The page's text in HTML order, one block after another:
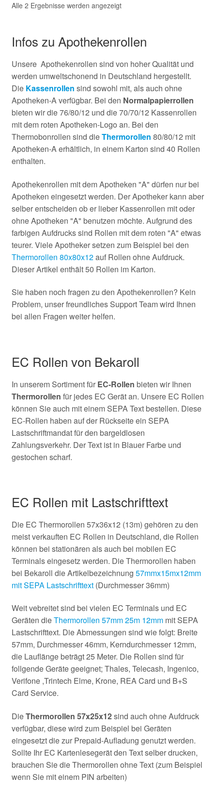
Alle 2 Ergebnisse werden angezeigt
Infos zu Apothekenrollen
Unsere Apothekenrollen sind von hoher Qualität und
werden umweltschonend in Deutschland hergestellt.
Die Kassenrollen sind sowohl mit, als auch ohne
Apotheken-A verfügbar. Bei den Normalpapierrollen
bieten wir die 76/80/12 und die 70/70/12 Kassenrollen
mit dem roten Apotheken-Logo an. Bei den
Thermobonrollen sind dieThermorollen 80/80/12 mit
Apotheken-A erhältlich, in einem Karton sind 40 Rollen
enthalten.
Apothekenrollen mit dem Apotheken "A" dürfen nur bei
Apotheken eingesetzt werden. Der Apotheker kann aber
selber entscheiden ob er lieber Kassenrollen mit oder
ohne Apotheken "A" benutzen möchte. Aufgrund des
farbigen Aufdrucks sind Rollen mit dem roten "A" etwas
teurer. Viele Apotheker setzen zum Beispiel bei den
Thermorollen 80x80x12auf Rollen ohne Aufdruck.
Dieser Artikel enthält 50 Rollen im Karton.
Sie haben noch fragen zu den Apothekenrollen? Kein
Problem, unser freundliches Support Team wird Ihnen
bei allen Fragen weiter helfen.
EC Rollen von Bekaroll
In unserem Sortiment für EC-Rollen bieten wir Ihnen
Thermorollen für jedes EC Gerät an. Unsere EC Rollen
können Sie auch mit einem SEPA Text bestellen. Diese
EC-Rollen haben auf der Rückseite ein SEPA
Lastschriftmandat für den bargeldlosen
Zahlungsverkehr. Der Text ist in Blauer Farbe und
gestochen scharf.
EC Rollen mit Lastschrifttext
Die EC Thermorollen 57x36x12 (13m) gehören zu den
meist verkauften EC Rollen in Deutschland, die Rollen
können bei stationären als auch bei mobilen EC
Terminals eingesetz werden. Die Thermorollen haben
bei Bekaroll die Artikelbezeichnung 57mmx15mx12mm
mit SEPA Lastschrifttext (Durchmesser 36mm)
Weit vebreitet sind bei vielen EC Terminals und EC
Geräten dieThermorollen 57mm 25m 12mm mit SEPA
Lastschrifttext. Die Abmessungen sind wie folgt: Breite
57mm, Durchmesser 46mm, Kerndurchmesser 12mm,
die Lauflänge beträgt 25 Meter. Die Rollen sind für
follgende Geräte geeignet; Thales, Telecash, Ingenico,
Verifone ,Trintech Elme, Krone, REA Card und B+S
Card Service.
DieThermorollen 57x25x12sind auch ohne Aufdruck
verfügbar, diese wird zum Beispiel bei Geräten
eingesetzt die zur Prepaid-Aufladung genutzt werden.
Sollte Ihr EC Kartenlesegerät den Text selber drucken,
brauchen Sie die Thermorollen ohne Text (zum Beispiel
wenn Sie mit einem PIN arbeiten)